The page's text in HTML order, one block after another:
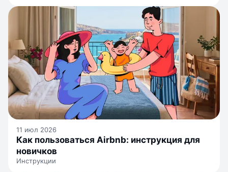
11 июл 2026
Как пользоваться Airbnb: инструкция для
новичков
Инструкции